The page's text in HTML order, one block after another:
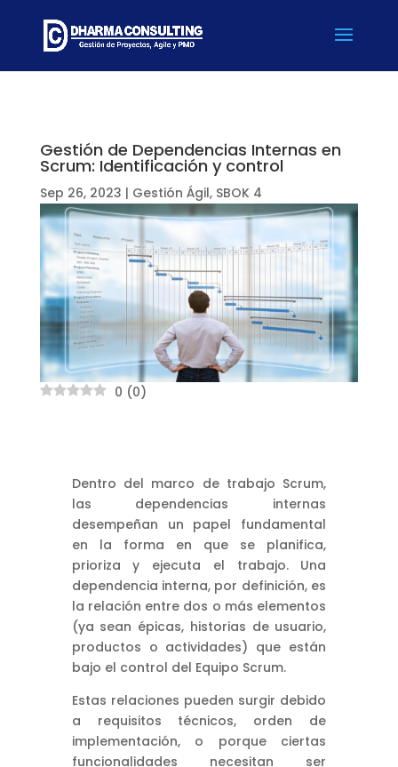
Gestión de Dependencias Internas en
Scrum: Identificación y control
Sep 26, 2023 | Gestión Ágil, SBOK 4
0 (0)
Dentro del marco de trabajo Scrum,
las dependencias internas
desempeñan un papel fundamental
en la forma en que se planifica,
prioriza y ejecuta el trabajo. Una
dependencia interna, por definición, es
la relación entre dos o más elementos
(ya sean épicas, historias de usuario,
productos o actividades) que están
bajo el control del Equipo Scrum.
Estas relaciones pueden surgir debido
a requisitos técnicos, orden de
implementación, o porque ciertas
funcionalidades necesitan ser